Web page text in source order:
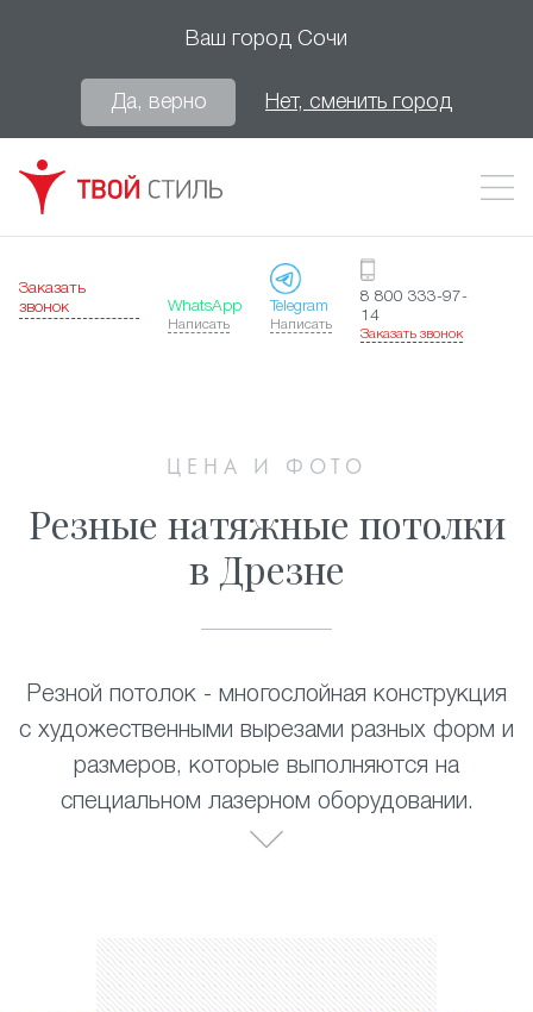
Ваш город Сочи
Да, верно Нет, сменить город
Заказать
звонок
WhatsApp
Написать
Telegram
Написать
8 800 333-97-
14
Заказать звонок
ЦЕНА И ФОТО
Резные натяжные потолки
в Дрезне
Резной потолок - многослойная конструкция
с художественными вырезами разных форм и
размеров, которые выполняются на
специальном лазерном оборудовании.